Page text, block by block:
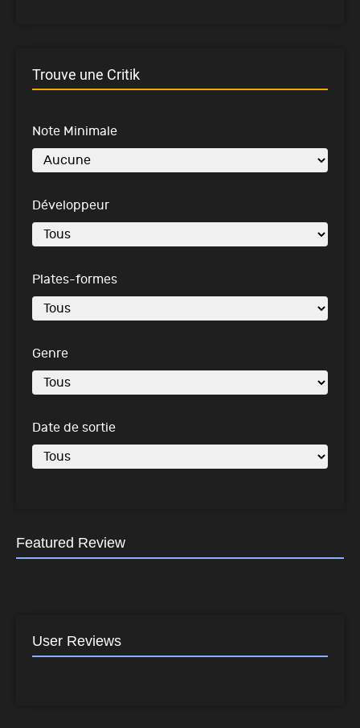
Trouve une Critik
Note Minimale
Développeur
Plates-formes
Genre
Date de sortie
Featured Review
User Reviews